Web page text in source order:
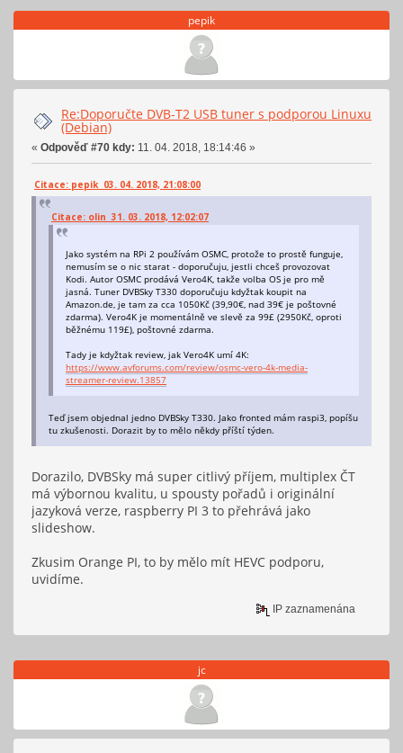
pepik
Re:Doporučte DVB-T2 USB tuner s podporou Linuxu
(Debian)
« Odpověď #70 kdy: 11. 04. 2018, 18:14:46 »
Citace: pepik 03. 04. 2018, 21:08:00
Citace: olin 31. 03. 2018, 12:02:07
Jako systém na RPi 2 používám OSMC, protože to prostě funguje,
nemusím se o nic starat - doporučuju, jestli chceš provozovat
Kodi. Autor OSMC prodává Vero4K, takže volba OS je pro mě
jasná. Tuner DVBSky T330 doporučuju kdyžtak koupit na
Amazon.de, je tam za cca 1050Kč (39,90€, nad 39€ je poštovné
zdarma). Vero4K je momentálně ve slevě za 99£ (2950Kč, oproti
běžnému 119£), poštovné zdarma.
Tady je kdyžtak review, jak Vero4K umí 4K:
https://www.avforums.com/review/osmc-vero-4k-media-
streamer-review.13857
Teď jsem objednal jedno DVBSky T330. Jako fronted mám raspi3, popíšu
tu zkušenosti. Dorazit by to mělo někdy příští týden.
Dorazilo, DVBSky má super citlivý příjem, multiplex ČT
má výbornou kvalitu, u spousty pořadů i originální
jazyková verze, raspberry PI 3 to přehrává jako
slideshow.
Zkusim Orange PI, to by mělo mít HEVC podporu,
uvidíme.
IP zaznamenána
jc